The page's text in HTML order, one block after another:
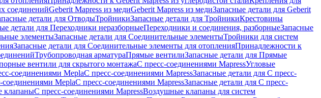
соединенийGeberit Mapress из медиGeberit Mapress из медиЗапасные детали для Geberit
детали для ОтводыТройникиЗапасные детали для ТройникиКрестовины
детали для Переходники неразборныеПереходники и соединения, разборныеЗапасные
элементыЗапасные детали для Соединительные элементыТройники для систем
Запасные детали для Соединительные элементы для отопленияПринадлежности к
Трубопроводная арматураПрямые вентилиЗапасные детали для Прямые
вентили для скрытого монтажаС пресс-соединениями MapressУгловые
соединениями MeplaС пресс-соединениями MapressЗапасные детали для С пресс-
соединениями MeplaС пресс-соединениями MapressЗапасные детали для С пресс-
клапаныС пресс-соединениями MapressВоздушные клапаны для систем